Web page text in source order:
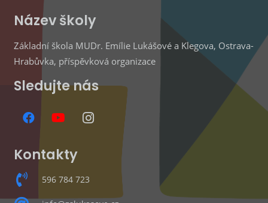
Název školy
Základní škola MUDr. Emílie Lukášové a Klegova, Ostrava-
Hrabůvka, příspěvková organizace
Sledujte nás
Kontakty
596 784 723